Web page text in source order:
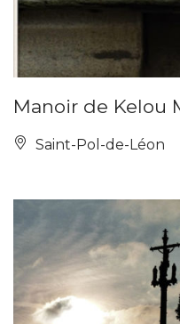
Manoir de Kelou
Saint-Pol-de-Léon